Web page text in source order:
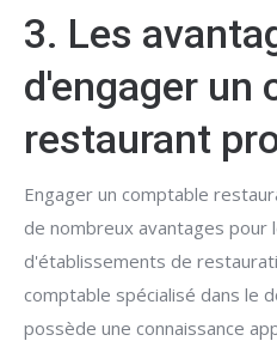
3. Les
d'engager un
restaurant
Engager un comptable
de nombreux avantages pour
d'établissements de
comptable spécialisé dans le
possède une connaissance